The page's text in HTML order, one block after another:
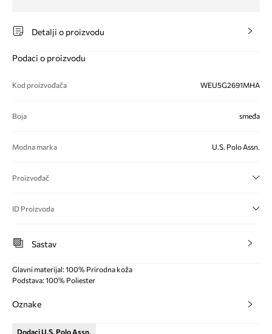
Detalji o proizvodu
Podaci o proizvodu
Kod proizvođača WEU5G2691MHA
Boja smeđa
Modna marka U.S. Polo Assn.
Proizvođač
ID Proizvoda
Sastav
Glavni materijal: 100% Prirodna koža
Podstava: 100% Poliester
Oznake
Dodaci U.S. Polo Assn.